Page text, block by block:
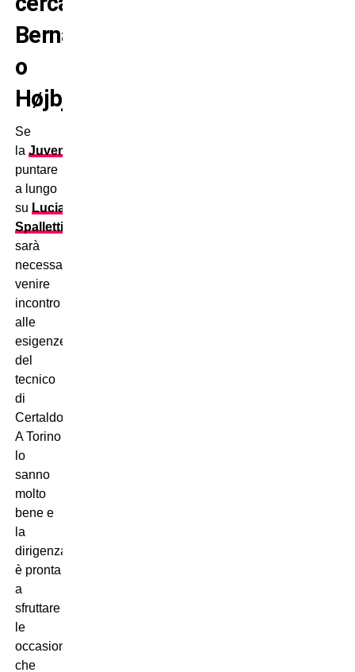
Bernabé
o
Højbjerg?
Se
la Juventus
puntare
a lungo
su Luciano
Spalletti
sarà
necessario
venire
incontro
alle
esigenze
del
tecnico
di
Certaldo.
A Torino
lo
sanno
molto
bene e
la
dirigenza
è pronta
a
sfruttare
le
occasioni
che